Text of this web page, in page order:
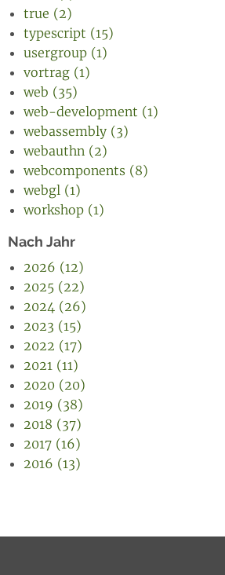
true (2)
typescript (15)
usergroup (1)
vortrag (1)
web (35)
web-development (1)
webassembly (3)
webauthn (2)
webcomponents (8)
webgl (1)
workshop (1)
Nach Jahr
2026 (12)
2025 (22)
2024 (26)
2023 (15)
2022 (17)
2021 (11)
2020 (20)
2019 (38)
2018 (37)
2017 (16)
2016 (13)